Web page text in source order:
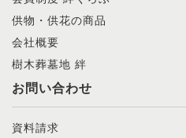
供物・供花の商品
会社概要
樹木葬墓地 絆
お問い合わせ
資料請求